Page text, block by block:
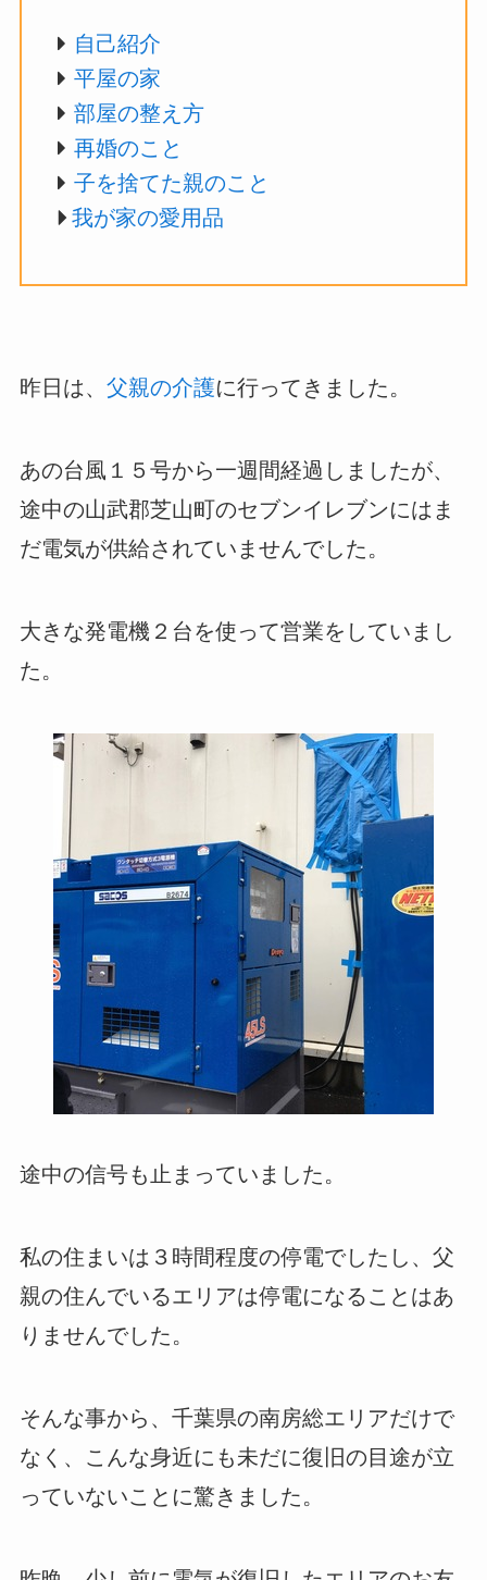
自己紹介
平屋の家
部屋の整え方
再婚のこと
子を捨てた親のこと
我が家の愛用品
昨日は、 父親の介護に行ってきました。
あの台風１５号から一週間経過しましたが、
途中の山武郡芝山町のセブンイレブンにはま
だ電気が供給されていませんでした。
大きな発電機２台を使って営業をしていまし
た。
途中の信号も止まっていました。
私の住まいは３時間程度の停電でしたし、父
親の住んでいるエリアは停電になることはあ
りませんでした。
そんな事から、千葉県の南房総エリアだけで
なく、こんな身近にも未だに復旧の目途が立
っていないことに驚きました。